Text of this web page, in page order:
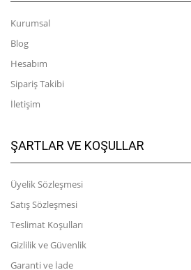
Kurumsal
Blog
Hesabım
Sipariş Takibi
İletişim
ŞARTLAR VE KOŞULLAR
Üyelik Sözleşmesi
Satış Sözleşmesi
Teslimat Koşulları
Gizlilik ve Güvenlik
Garanti ve İade